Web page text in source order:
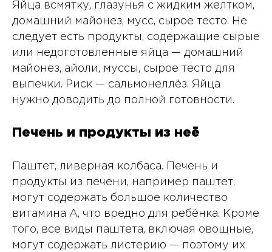
Яйца всмятку, глазунья с жидким желтком,
домашний майонез, мусс, сырое тесто. Не
следует есть продукты, содержащие сырые
или недоготовленные яйца — домашний
майонез, айоли, муссы, сырое тесто для
выпечки. Риск — сальмонеллёз. Яйца
нужно доводить до полной готовности.
Печень и продукты из неё
Паштет, ливерная колбаса. Печень и
продукты из печени, например паштет,
могут содержать большое количество
витамина А, что вредно для ребёнка. Кроме
того, все виды паштета, включая овощные,
могут содержать листерию — поэтому их